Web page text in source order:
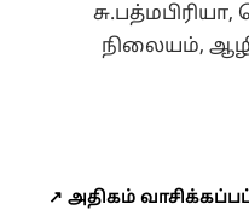
நிலையம்,
↗️ அதிகம்